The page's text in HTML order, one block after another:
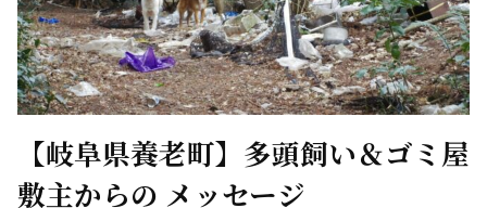
【岐阜県養老町】多頭飼い＆ゴミ屋
敷主からの メッセージ